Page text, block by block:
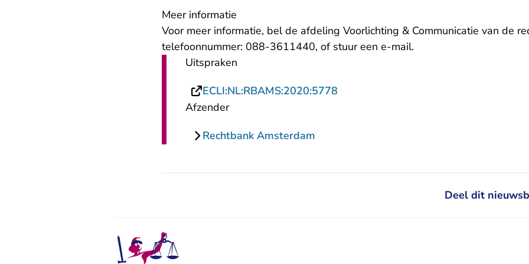
Meer informatie
Voor meer informatie, bel de afdeling Voorlichting & Communicatie van de
telefoonnummer: 088-3611440, of stuur een e-mail- U verlaat Rechtspraak.nl
.
Uitspraken
ECLI:NL:RBAMS:2020:5778
Afzender
Rechtbank Amsterdam
Deel dit